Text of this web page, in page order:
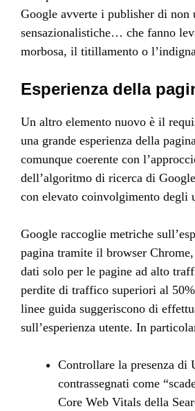
Google avverte i publisher di non
sensazionalistiche… che fanno
morbosa, il titillamento o
Esperienza della
Un altro elemento nuovo è il
una grande esperienza della
comunque coerente con
dell’algoritmo di ricerca di
con elevato coinvolgimento degli
Google raccoglie metriche
pagina tramite il browser
dati solo per le pagine ad alto
perdite di traffico superiori al
linee guida suggeriscono di
sull’esperienza utente. In
Controllare la presenza di
contrassegnati come
Core Web Vitals della